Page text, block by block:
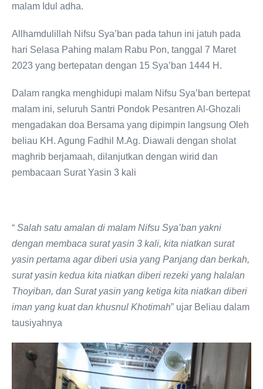
malam Idul adha.
Allhamdulillah Nifsu Sya’ban pada tahun ini jatuh pada
hari Selasa Pahing malam Rabu Pon, tanggal 7 Maret
2023 yang bertepatan dengan 15 Sya’ban 1444 H.
Dalam rangka menghidupi malam Nifsu Sya’ban bertepat
malam ini, seluruh Santri Pondok Pesantren Al-Ghozali
mengadakan doa Bersama yang dipimpin langsung Oleh
beliau KH. Agung Fadhil M.Ag. Diawali dengan sholat
maghrib berjamaah, dilanjutkan dengan wirid dan
pembacaan Surat Yasin 3 kali
“ Salah satu amalan di malam Nifsu Sya’ban yakni
dengan membaca surat yasin 3 kali, kita niatkan surat
yasin pertama agar diberi usia yang Panjang dan berkah,
surat yasin kedua kita niatkan diberi rezeki yang halalan
Thoyiban, dan Surat yasin yang ketiga kita niatkan diberi
iman yang kuat dan khusnul Khotimah” ujar Beliau dalam
tausiyahnya